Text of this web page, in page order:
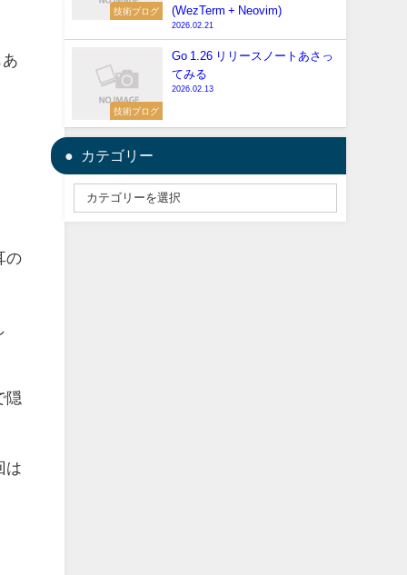
の
隠
は
技術ブログ
(WezTerm + Neovim)
2026.02.21
技術ブログ
Go 1.26 リリースノートあさっ
てみる
2026.02.13
カテゴリー